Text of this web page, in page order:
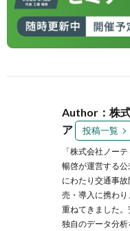
Author：株
ア
投稿一覧
「株式会社ノー
暢啓が運営する
にわたり交通事
売・導入に携わ
重ねてきました
独自のデータ分